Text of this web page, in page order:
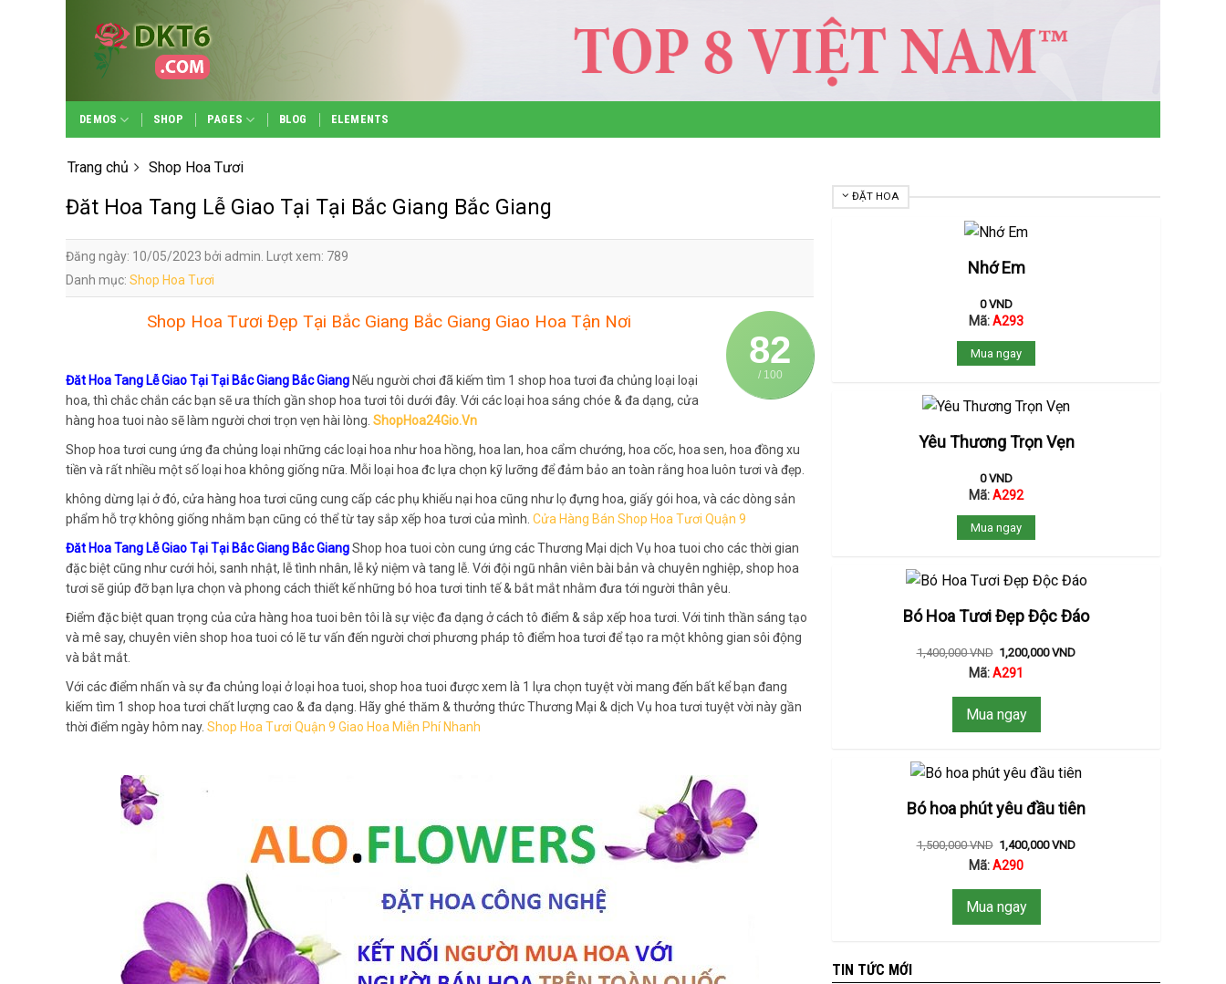
content
DEMOS SHOP PAGES BLOG ELEMENTS
Trang chủ Shop Hoa Tươi
Đăt Hoa Tang Lễ Giao Tại Tại Bắc Giang Bắc Giang
Đăng ngày: 10/05/2023 bởi admin. Lượt xem: 789
Danh mục: Shop Hoa Tươi
82
/ 100
Shop Hoa Tươi Đẹp Tại Bắc Giang Bắc Giang Giao Hoa Tận Nơi
Đăt Hoa Tang Lễ Giao Tại Tại Bắc Giang Bắc Giang Nếu người chơi đã kiếm tìm 1 shop hoa tươi đa chủng loại loại
hoa, thì chắc chắn các bạn sẽ ưa thích gần shop hoa tươi tôi dưới đây. Với các loại hoa sáng chóe & đa dạng, cửa
hàng hoa tuoi nào sẽ làm người chơi trọn vẹn hài lòng. ShopHoa24Gio.Vn
Shop hoa tươi cung ứng đa chủng loại những các loại hoa như hoa hồng, hoa lan, hoa cẩm chướng, hoa cốc, hoa sen, hoa đồng xu
tiền và rất nhiều một số loại hoa không giống nữa. Mỗi loại hoa đc lựa chọn kỹ lưỡng để đảm bảo an toàn rằng hoa luôn tươi và đẹp.
không dừng lại ở đó, cửa hàng hoa tươi cũng cung cấp các phụ khiếu nại hoa cũng như lọ đựng hoa, giấy gói hoa, và các dòng sản
phẩm hỗ trợ không giống nhằm bạn cũng có thể từ tay sắp xếp hoa tươi của mình. Cửa Hàng Bán Shop Hoa Tươi Quận 9
Đăt Hoa Tang Lễ Giao Tại Tại Bắc Giang Bắc GiangShop hoa tuoi còn cung ứng các Thương Mại dịch Vụ hoa tuoi cho các thời gian
đặc biệt cũng như cưới hỏi, sanh nhật, lễ tình nhân, lễ kỷ niệm và tang lễ. Với đội ngũ nhân viên bài bản và chuyên nghiệp, shop hoa
tươi sẽ giúp đỡ bạn lựa chọn và phong cách thiết kế những bó hoa tươi tinh tế & bắt mắt nhằm đưa tới người thân yêu.
Điểm đặc biệt quan trọng của cửa hàng hoa tuoi bên tôi là sự việc đa dạng ở cách tô điểm & sắp xếp hoa tươi. Với tinh thần sáng tạo
và mê say, chuyên viên shop hoa tuoi có lẽ tư vấn đến người chơi phương pháp tô điểm hoa tươi để tạo ra một không gian sôi động
và bắt mắt.
Với các điểm nhấn và sự đa chủng loại ở loại hoa tuoi, shop hoa tuoi được xem là 1 lựa chọn tuyệt vời mang đến bất kể bạn đang
kiếm tìm 1 shop hoa tươi chất lượng cao & đa dạng. Hãy ghé thăm & thưởng thức Thương Mại & dịch Vụ hoa tươi tuyệt vời này gần
thời điểm ngày hôm nay. Shop Hoa Tươi Quận 9 Giao Hoa Miễn Phí Nhanh
ĐẶT HOA
Nhớ Em
0VND
Mã:A293
Mua ngay
Yêu Thương Trọn Vẹn
0VND
Mã:A292
Mua ngay
Bó Hoa Tươi Đẹp Độc Đáo
1,400,000VND 1,200,000VND
Mã:A291
Mua ngay
Bó hoa phút yêu đầu tiên
1,500,000VND 1,400,000VND
Mã:A290
Mua ngay
TIN TỨC MỚI